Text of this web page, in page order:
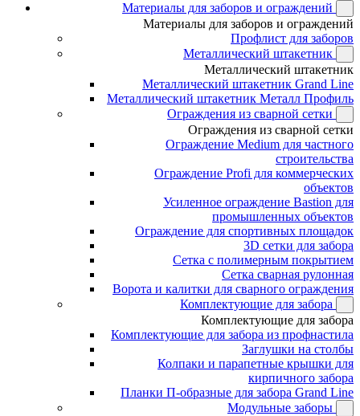
Материалы для заборов и ограждений
Материалы для заборов и ограждений
Профлист для заборов
Металлический штакетник
Металлический штакетник
Металлический штакетник Grand Line
Металлический штакетник Металл Профиль
Ограждения из сварной сетки
Ограждения из сварной сетки
Ограждение Medium для частного
строительства
Ограждение Profi для коммерческих
объектов
Усиленное ограждение Bastion для
промышленных объектов
Ограждение для спортивных площадок
3D сетки для забора
Сетка с полимерным покрытием
Сетка сварная рулонная
Ворота и калитки для сварного ограждения
Комплектующие для забора
Комплектующие для забора
Комплектующие для забора из профнастила
Заглушки на столбы
Колпаки и парапетные крышки для
кирпичного забора
Планки П-образные для забора Grand Line
Модульные заборы